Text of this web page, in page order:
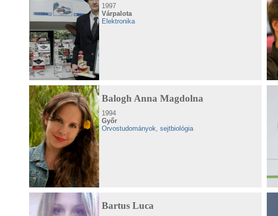
1997
Várpalota
Elektronika
Balogh Anna Magdolna
1994
Győr
Orvostudományok, sejtbiológia
Bartus Luca